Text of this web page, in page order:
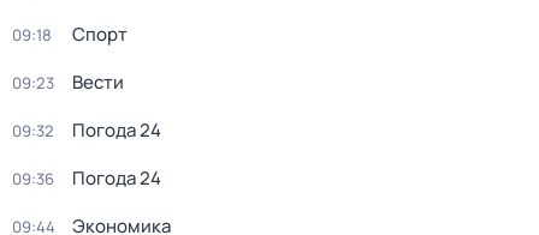
09:18 Спорт
09:23 Вести
09:32 Погода 24
09:36 Погода 24
09:44 Экономика